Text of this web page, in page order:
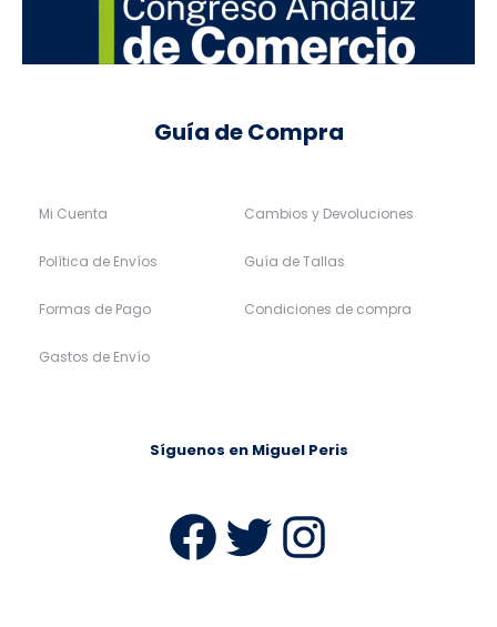
Guía de Compra
Mi Cuenta
Política de Envíos
Formas de Pago
Gastos de Envío
Cambios y Devoluciones
Guía de Tallas
Condiciones de compra
Síguenos en Miguel Peris
Facebook
Twitter